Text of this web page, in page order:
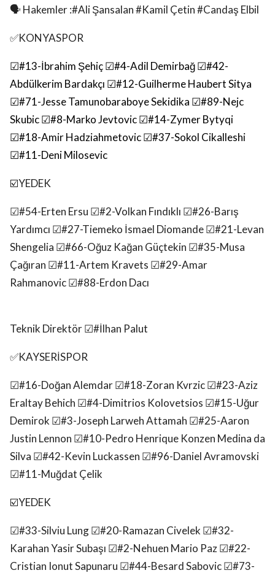
🗣 Hakemler :#Ali Şansalan #Kamil Çetin #Candaş Elbil
✅️KONYASPOR
☑#13-İbrahim Şehiç ☑#4-Adil Demirbağ ☑#42-
Abdülkerim Bardakçı ☑#12-Guilherme Haubert Sitya
☑#71-Jesse Tamunobaraboye Sekidika ☑#89-Nejc
Skubic ☑#8-Marko Jevtovic ☑#14-Zymer Bytyqi
☑#18-Amir Hadziahmetovic ☑#37-Sokol Cikalleshi
☑#11-Deni Milosevic
☑️YEDEK
☑#54-Erten Ersu ☑#2-Volkan Fındıklı ☑#26-Barış
Yardımcı ☑#27-Tiemeko İsmael Diomande ☑#21-Levan
Shengelia ☑#66-Oğuz Kağan Güçtekin ☑#35-Musa
Çağıran ☑#11-Artem Kravets ☑#29-Amar
Rahmanovic ☑#88-Erdon Dacı
Teknik Direktör ☑#İlhan Palut
✅️KAYSERİSPOR
☑#16-Doğan Alemdar ☑#18-Zoran Kvrzic ☑#23-Aziz
Eraltay Behich ☑#4-Dimitrios Kolovetsios ☑#15-Uğur
Demirok ☑#3-Joseph Larweh Attamah ☑#25-Aaron
Justin Lennon ☑#10-Pedro Henrique Konzen Medina da
Silva ☑#42-Kevin Luckassen ☑#96-Daniel Avramovski
☑#11-Muğdat Çelik
☑️YEDEK
☑#33-Silviu Lung ☑#20-Ramazan Civelek ☑#32-
Karahan Yasir Subaşı ☑#2-Nehuen Mario Paz ☑#22-
Cristian Ionut Sapunaru ☑#44-Besard Sabovic ☑#73-